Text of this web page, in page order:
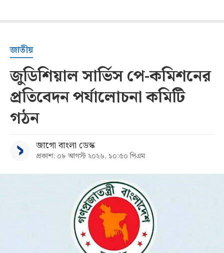
জাতীয়
জুডিশিয়াল সার্ভিস পে-কমিশনের
প্রতিবেদন পর্যালোচনা কমিটি
গঠন
জাগো বাংলা ডেস্ক
প্রকাশ: ০৮ আগস্ট ২০২৬, ১০:৫০ পিএম